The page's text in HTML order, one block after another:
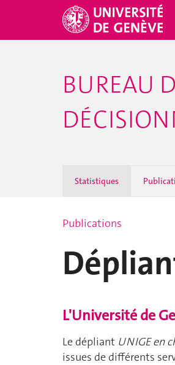
BUREAU
Statistiques
Publications
L'Université de
Le dépliant UNIGE en
issues de différents